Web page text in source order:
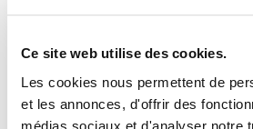
Ce site web utilise des cookies.
Les cookies nous permettent de
et les annonces, d'offrir des
médias sociaux et d'analyser notre
PRODUIT(S) ASSOCIÉ(S)
Votre nouvel outil pour